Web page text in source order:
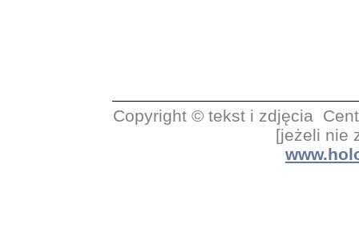
Copyright © tekst i zdjęcia
[jeżeli nie